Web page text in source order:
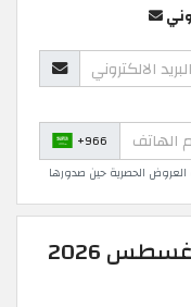
+966
الحصرية حين صدورها
أحدث كود خصم يولا في أغسطس 2026